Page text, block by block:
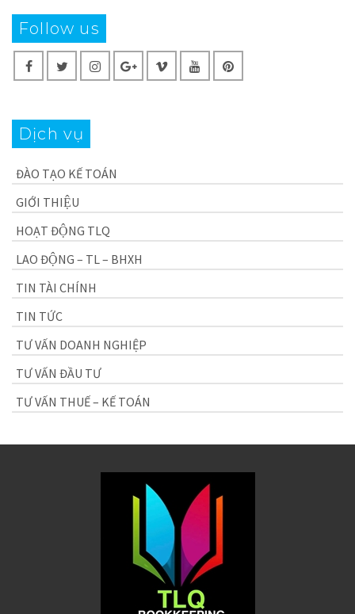
Follow us
Dịch vụ
ĐÀO TẠO KẾ TOÁN
GIỚI THIỆU
HOẠT ĐỘNG TLQ
LAO ĐỘNG – TL – BHXH
TIN TÀI CHÍNH
TIN TỨC
TƯ VẤN DOANH NGHIỆP
TƯ VẤN ĐẦU TƯ
TƯ VẤN THUẾ – KẾ TOÁN